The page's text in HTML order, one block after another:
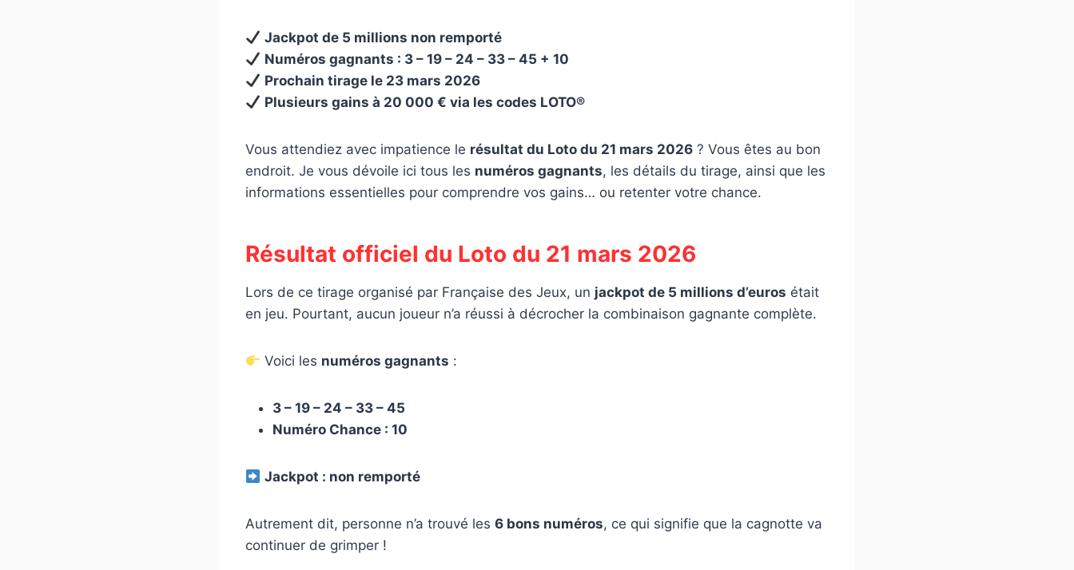
Jackpot de 5 millions non remporté
Numéros gagnants : 3 – 19 – 24 – 33 – 45 + 10
Prochain tirage le 23 mars 2026
Plusieurs gains à 20 000 € via les codes LOTO®
Vous attendiez avec impatience le résultat du Loto du 21 mars 2026 ? Vous êtes au bon
endroit. Je vous dévoile ici tous les numéros gagnants, les détails du tirage, ainsi que les
informations essentielles pour comprendre vos gains… ou retenter votre chance.
Résultat officiel du Loto du 21 mars 2026
Lors de ce tirage organisé par Française des Jeux, un jackpot de 5 millions d’euros était
en jeu. Pourtant, aucun joueur n’a réussi à décrocher la combinaison gagnante complète.
Voici les numéros gagnants :
3 – 19 – 24 – 33 – 45
Numéro Chance : 10
Jackpot : non remporté
Autrement dit, personne n’a trouvé les 6 bons numéros, ce qui signifie que la cagnotte va
continuer de grimper !